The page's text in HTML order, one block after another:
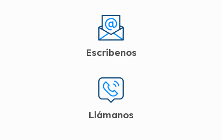
Escríbenos
Llámanos